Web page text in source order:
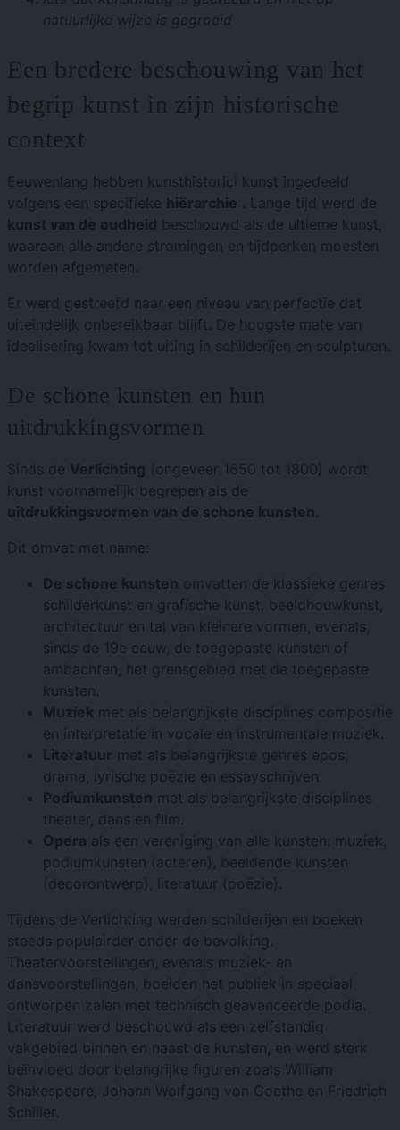
natuurlijke wijze is gegroeid
Een bredere beschouwing van het
begrip kunst in zijn historische
context
Eeuwenlang hebben kunsthistorici kunst ingedeeld
volgens een specifieke hiërarchie . Lange tijd werd de
kunst van de oudheid beschouwd als de ultieme kunst,
waaraan alle andere stromingen en tijdperken moesten
worden afgemeten.
Er werd gestreefd naar een niveau van perfectie dat
uiteindelijk onbereikbaar blijft. De hoogste mate van
idealisering kwam tot uiting in schilderijen en sculpturen.
De schone kunsten en hun
uitdrukkingsvormen
Sinds de Verlichting (ongeveer 1650 tot 1800) wordt
kunst voornamelijk begrepen als de
uitdrukkingsvormen van de schone kunsten.
Dit omvat met name:
De schone kunsten omvatten de klassieke genres
schilderkunst en grafische kunst, beeldhouwkunst,
architectuur en tal van kleinere vormen, evenals,
sinds de 19e eeuw, de toegepaste kunsten of
ambachten, het grensgebied met de toegepaste
kunsten.
Muziek met als belangrijkste disciplines compositie
en interpretatie in vocale en instrumentale muziek.
Literatuur met als belangrijkste genres epos,
drama, lyrische poëzie en essayschrijven.
Podiumkunsten met als belangrijkste disciplines
theater, dans en film.
Opera als een vereniging van alle kunsten: muziek,
podiumkunsten (acteren), beeldende kunsten
(decorontwerp), literatuur (poëzie).
Tijdens de Verlichting werden schilderijen en boeken
steeds populairder onder de bevolking.
Theatervoorstellingen, evenals muziek- en
dansvoorstellingen, boeiden het publiek in speciaal
ontworpen zalen met technisch geavanceerde podia.
Literatuur werd beschouwd als een zelfstandig
vakgebied binnen en naast de kunsten, en werd sterk
beïnvloed door belangrijke figuren zoals William
Shakespeare, Johann Wolfgang von Goethe en Friedrich
Schiller.